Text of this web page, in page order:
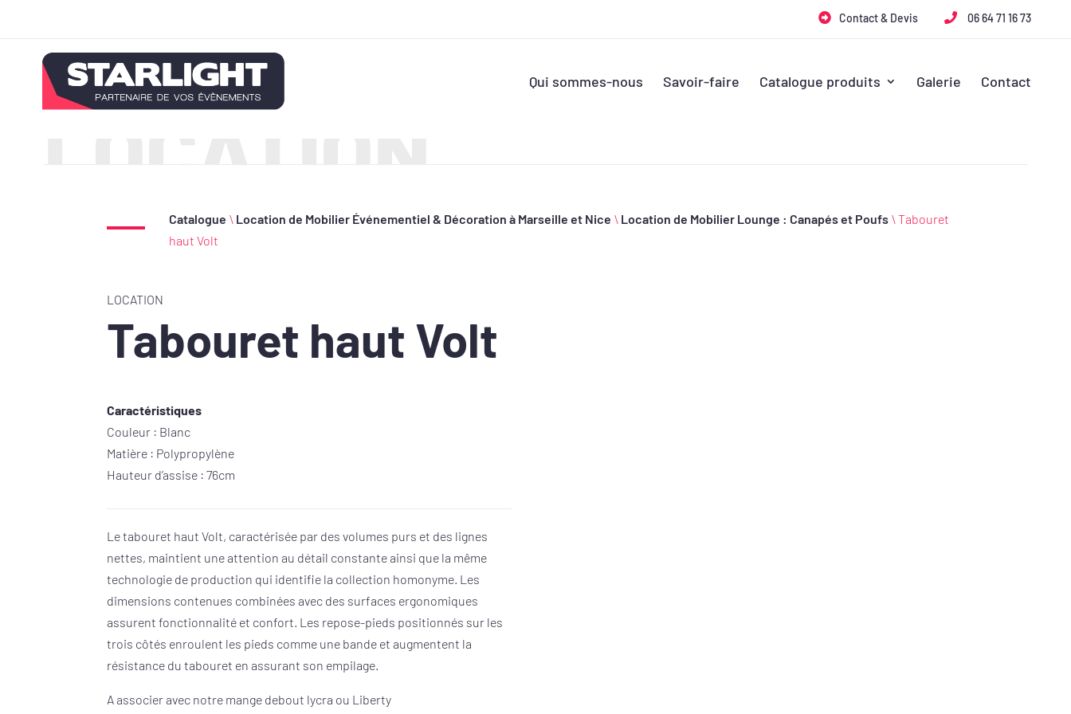
Contact & Devis 06 64 71 16 73
Qui sommes-nous Savoir-faire Catalogue produits Galerie Contact
Catalogue \ Location de Mobilier Événementiel & Décoration à Marseille et Nice \ Location de Mobilier Lounge : Canapés et Poufs \ Tabouret
haut Volt
LOCATION
Tabouret haut Volt
Caractéristiques
Couleur : Blanc
Matière : Polypropylène
Hauteur d’assise : 76cm
Le tabouret haut Volt, caractérisée par des volumes purs et des lignes
nettes, maintient une attention au détail constante ainsi que la même
technologie de production qui identifie la collection homonyme. Les
dimensions contenues combinées avec des surfaces ergonomiques
assurent fonctionnalité et confort. Les repose-pieds positionnés sur les
trois côtés enroulent les pieds comme une bande et augmentent la
résistance du tabouret en assurant son empilage.
A associer avec notre mange debout lycra ou Liberty